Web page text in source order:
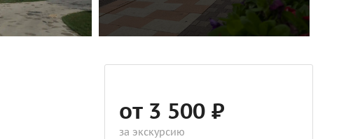
от 3 500 ₽
за экскурсию